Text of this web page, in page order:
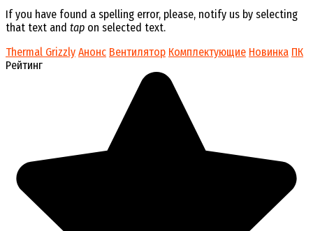
If you have found a spelling error, please, notify us by selecting
that text and tap on selected text.
Thermal Grizzly Анонс Вентилятор Комплектующие Новинка ПК
Рейтинг